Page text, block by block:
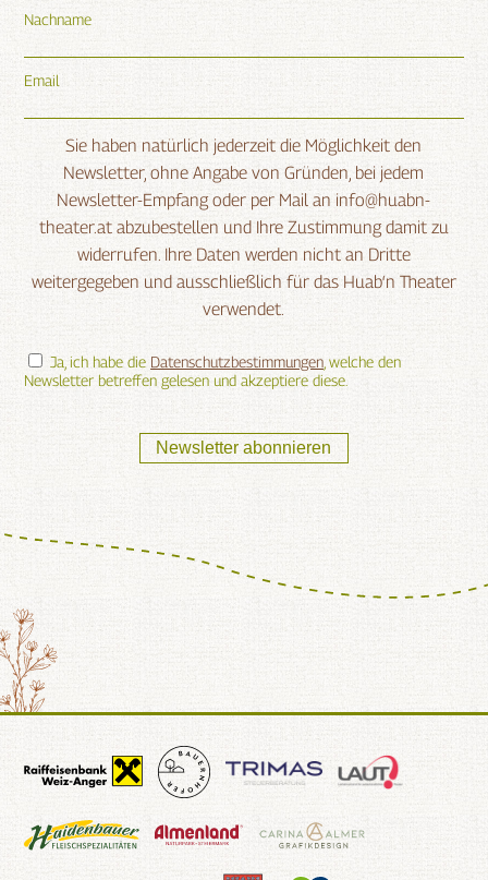
Nachname
Email
Sie haben natürlich jederzeit die Möglichkeit den
Newsletter, ohne Angabe von Gründen, bei jedem
Newsletter-Empfang oder per Mail an info@huabn-
theater.at abzubestellen und Ihre Zustimmung damit zu
widerrufen. Ihre Daten werden nicht an Dritte
weitergegeben und ausschließlich für das Huab‘n Theater
verwendet.
Ja, ich habe die Datenschutzbestimmungen , welche den
Newsletter betreffen gelesen und akzeptiere diese.